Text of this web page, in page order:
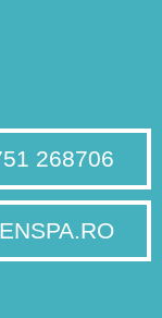
268706